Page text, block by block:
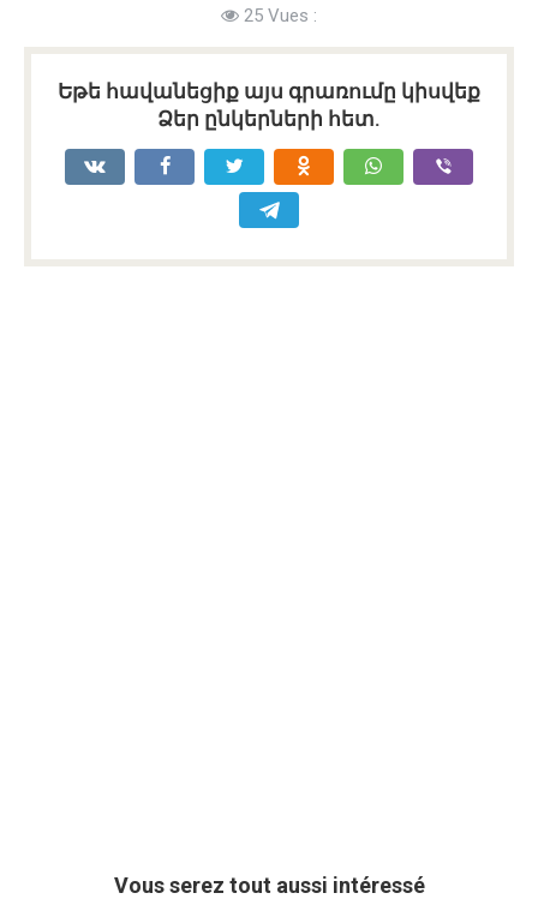
25 Vues :
Եթե հավանեցիք այս գրառումը կիսվեք
Ձեր ընկերների հետ.
Vous serez tout aussi intéressé